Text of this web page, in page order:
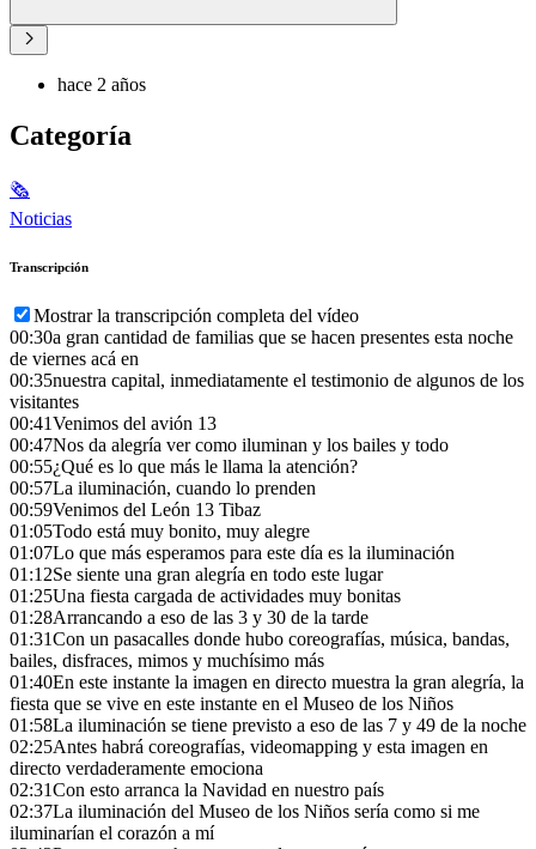
hace 2 años
Categoría
🗞
Noticias
Transcripción
Mostrar la transcripción completa del vídeo
00:30a gran cantidad de familias que se hacen presentes esta noche
de viernes acá en
00:35nuestra capital, inmediatamente el testimonio de algunos de los
visitantes
00:41Venimos del avión 13
00:47Nos da alegría ver como iluminan y los bailes y todo
00:55¿Qué es lo que más le llama la atención?
00:57La iluminación, cuando lo prenden
00:59Venimos del León 13 Tibaz
01:05Todo está muy bonito, muy alegre
01:07Lo que más esperamos para este día es la iluminación
01:12Se siente una gran alegría en todo este lugar
01:25Una fiesta cargada de actividades muy bonitas
01:28Arrancando a eso de las 3 y 30 de la tarde
01:31Con un pasacalles donde hubo coreografías, música, bandas,
bailes, disfraces, mimos y muchísimo más
01:40En este instante la imagen en directo muestra la gran alegría, la
fiesta que se vive en este instante en el Museo de los Niños
01:58La iluminación se tiene previsto a eso de las 7 y 49 de la noche
02:25Antes habrá coreografías, videomapping y esta imagen en
directo verdaderamente emociona
02:31Con esto arranca la Navidad en nuestro país
02:37La iluminación del Museo de los Niños sería como si me
iluminarían el corazón a mí